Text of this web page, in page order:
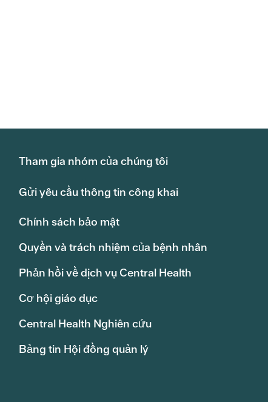
Tham gia nhóm của chúng tôi
Gửi yêu cầu thông tin công khai
Chính sách bảo mật
Quyền và trách nhiệm của bệnh nhân
Phản hồi về dịch vụ Central Health
Cơ hội giáo dục
Central Health Nghiên cứu
Bảng tin Hội đồng quản lý